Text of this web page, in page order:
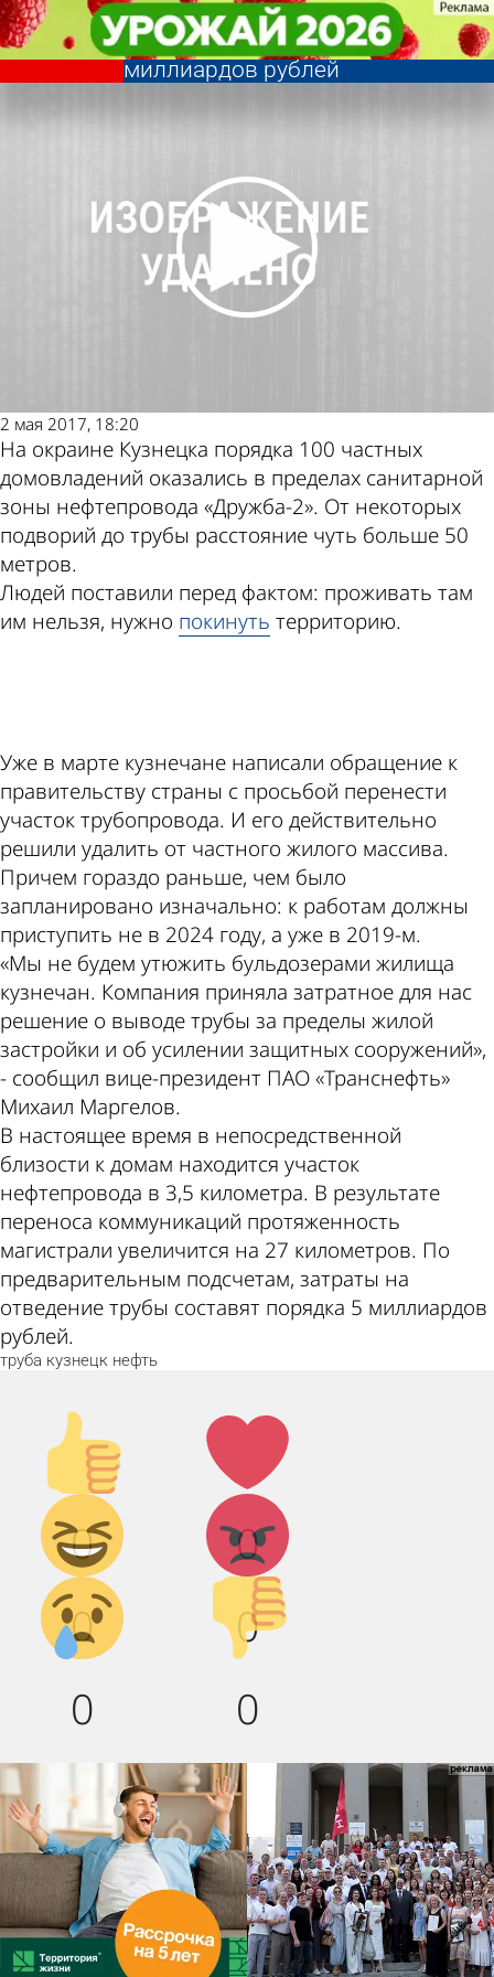
Перенос нефтяной трубы от
Кузнецка обойдется в пять
миллиардов рублей
Общество
2 мая 2017, 18:20
На окраине Кузнецка порядка 100 частных
домовладений оказались в пределах санитарной
зоны нефтепровода «Дружба-2». От некоторых
подворий до трубы расстояние чуть больше 50
метров.
Людей поставили перед фактом: проживать там
им нельзя, нужно покинуть территорию.
Уже в марте кузнечане написали обращение к
правительству страны с просьбой перенести
участок трубопровода. И его действительно
решили удалить от частного жилого массива.
Причем гораздо раньше, чем было
запланировано изначально: к работам должны
приступить не в 2024 году, а уже в 2019-м.
«Мы не будем утюжить бульдозерами жилища
кузнечан. Компания приняла затратное для нас
решение о выводе трубы за пределы жилой
застройки и об усилении защитных сооружений»,
- сообщил вице-президент ПАО «Транснефть»
Михаил Маргелов.
В настоящее время в непосредственной
близости к домам находится участок
нефтепровода в 3,5 километра. В результате
переноса коммуникаций протяженность
магистрали увеличится на 27 километров. По
предварительным подсчетам, затраты на
отведение трубы составят порядка 5 миллиардов
рублей.
труба кузнецк нефть
Палец
вверх!
0
Лайк!
0
Дикий
смех!
0
Агрессия!
0
Грусть :(
0
Палец
вниз!
0
Перенос нефтяной трубы от
Кузнецка обойдется в пять
миллиардов рублей
Общество
Другие новости
по теме
Погода и курсы
валют в Пензе